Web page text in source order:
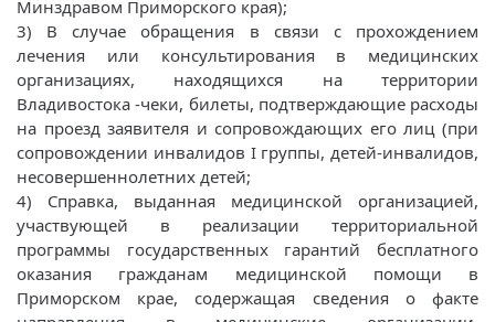
Минздравом Приморского края);
3) В случае обращения в связи с прохождением
лечения или консультирования в медицинских
организациях, находящихся на территории
Владивостока -чеки, билеты, подтверждающие расходы
на проезд заявителя и сопровождающих его лиц (при
сопровождении инвалидов I группы, детей-инвалидов,
несовершеннолетних детей;
4) Справка, выданная медицинской организацией,
участвующей в реализации территориальной
программы государственных гарантий бесплатного
оказания гражданам медицинской помощи в
Приморском крае, содержащая сведения о факте